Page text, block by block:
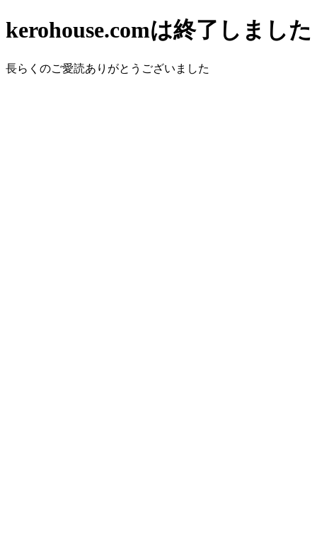
kerohouse.comは終了しました
長らくのご愛読ありがとうございました